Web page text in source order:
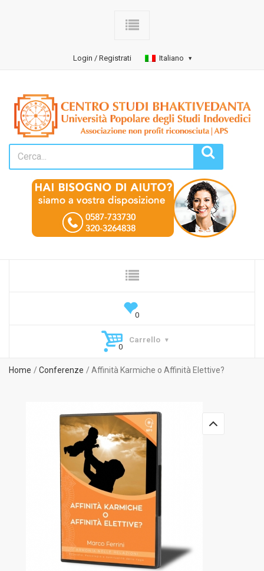
Login / Registrati Italiano
Carrello
Home Conferenze Affinità Karmiche o Affinità Elettive?